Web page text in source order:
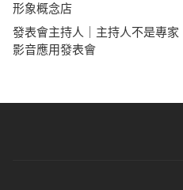
形象概念店
發表會主持人｜主持人不是專
影音應用發表會